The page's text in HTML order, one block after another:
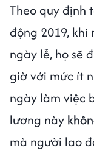
Theo quy định
động 2019,
ngày lễ, họ sẽ
giờ với mức ít
ngày làm việc
lương này
mà người lao